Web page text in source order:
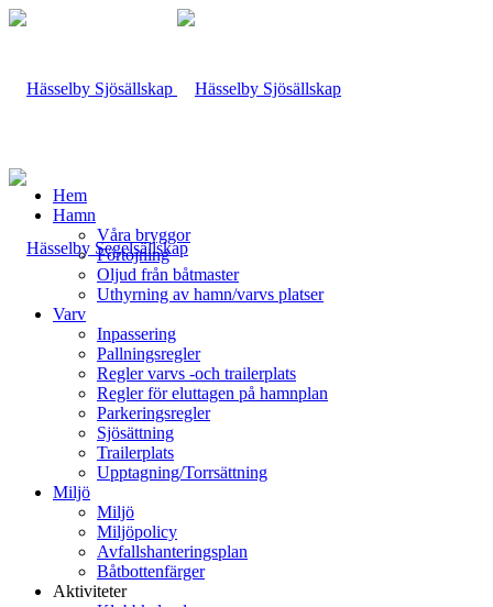
Hem
Hamn
Våra bryggor
Förtöjning
Oljud från båtmaster
Uthyrning av hamn/varvs platser
Varv
Inpassering
Pallningsregler
Regler varvs -och trailerplats
Regler för eluttagen på hamnplan
Parkeringsregler
Sjösättning
Trailerplats
Upptagning/Torrsättning
Miljö
Miljö
Miljöpolicy
Avfallshanteringsplan
Båtbottenfärger
Aktiviteter